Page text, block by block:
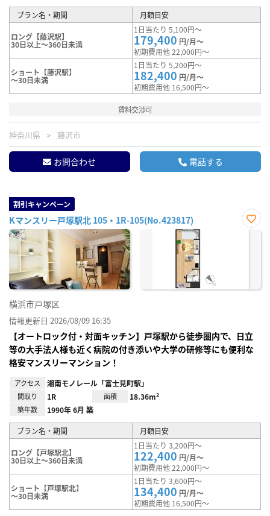
プラン名・期間 月額目安
ロング【藤沢駅】
30日以上～360日未満
1日当たり 5,100円～
179,400 円/月～
初期費用他 22,000円～
ショート【藤沢駅】
～30日未満
1日当たり 5,200円～
182,400 円/月～
初期費用他 16,500円～
賃料交渉可
神奈川県 藤沢市
お問合わせ 電話する
割引キャンペーン
Kマンスリー戸塚駅北 105・1R-105(No.423817)
お気
横浜市戸塚区
情報更新日 2026/08/09 16:35
【オートロック付・対面キッチン】戸塚駅から徒歩圏内で、日立
等の大手法人様も近く病院の付き添いや大学の研修等にも便利な
格安マンスリーマンション！
アクセス 湘南モノレール「富士見町駅」
間取り 1R 面積 18.36m²
築年数 1990年 6月 築
プラン名・期間 月額目安
ロング【戸塚駅北】
30日以上～360日未満
1日当たり 3,200円～
122,400 円/月～
初期費用他 22,000円～
ショート【戸塚駅北】
～30日未満
1日当たり 3,600円～
134,400 円/月～
初期費用他 16,500円～